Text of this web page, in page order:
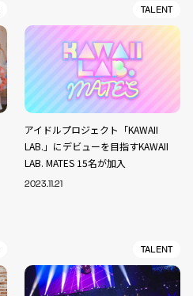
TALENT
アイドルプロジェクト「KAWAII
LAB.」にデビューを目指すKAWAII
LAB. MATES 15名が加入
2023.11.21
TALENT